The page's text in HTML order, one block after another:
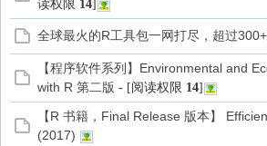
读权限 14]
全球最火的R工具包一网打尽，超过
【程序软件系列】Environmental and
with R 第二版 - [阅读权限 14]
【R 书籍，Final Release 版本】
(2017)